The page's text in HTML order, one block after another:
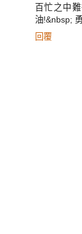
百忙之中
油!&nbsp;
回覆